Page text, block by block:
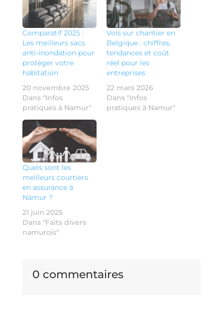
Comparatif 2025 :
Les meilleurs sacs
anti-inondation pour
protéger votre
habitation
20 novembre 2025
Dans "Infos
pratiques à Namur"
Vols sur chantier en
Belgique : chiffres,
tendances et coût
réel pour les
entreprises
22 mars 2026
Dans "Infos
pratiques à Namur"
Quels sont les
meilleurs courtiers
en assurance à
Namur ?
21 juin 2025
Dans "Faits divers
namurois"
0 commentaires